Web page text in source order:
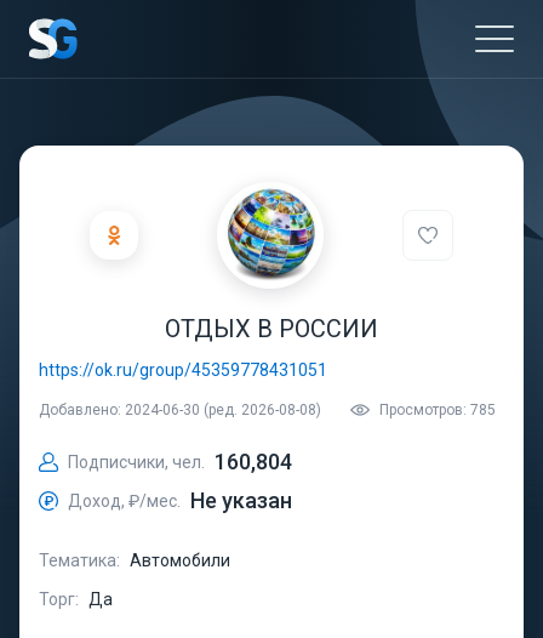
ОТДЫХ В РОССИИ
https://ok.ru/group/45359778431051
Добавлено: 2024-06-30 (ред. 2026-08-08) Просмотров: 785
Подписчики, чел. 160,804
Доход, ₽/мес. Не указан
Тематика: Автомобили
Торг:
Да